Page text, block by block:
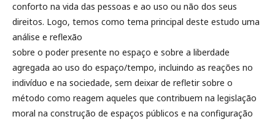
conforto na vida das pessoas e ao uso ou não dos seus
direitos. Logo, temos como tema principal deste estudo uma
análise e reflexão
sobre o poder presente no espaço e sobre a liberdade
agregada ao uso do espaço/tempo, incluindo as reações no
indivíduo e na sociedade, sem deixar de refletir sobre o
método como reagem aqueles que contribuem na legislação
moral na construção de espaços públicos e na configuração